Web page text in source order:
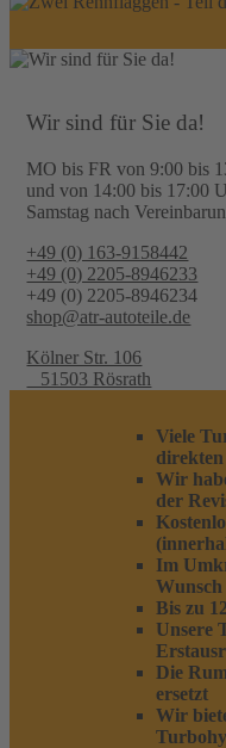
Wir sind für Sie da!
MO bis FR von 9:00 bis
und von 14:00 bis 17:00
Samstag nach
+49 (0) 163-9158442
+49 (0) 2205-8946233
+49 (0) 2205-8946234
shop@atr-autoteile.de
Kölner Str. 106
51503 Rösrath
Viele
Wir
der
Im
Bis zu
Unsere
Die
ersetzt
Wir